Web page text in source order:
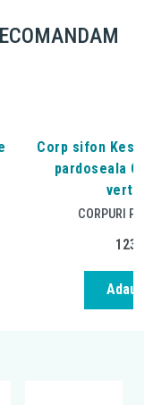
Corp sifon
pardoseala
CORPURI